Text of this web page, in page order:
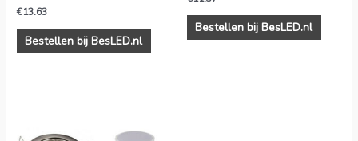
€13.63
Bestellen bij BesLED.nl
Bestellen bij BesLED.nl